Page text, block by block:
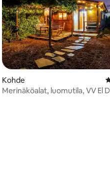
arvio 4,98/5, 188 arvostelua
Kohde
Merinäköalat, luomutila, VV El